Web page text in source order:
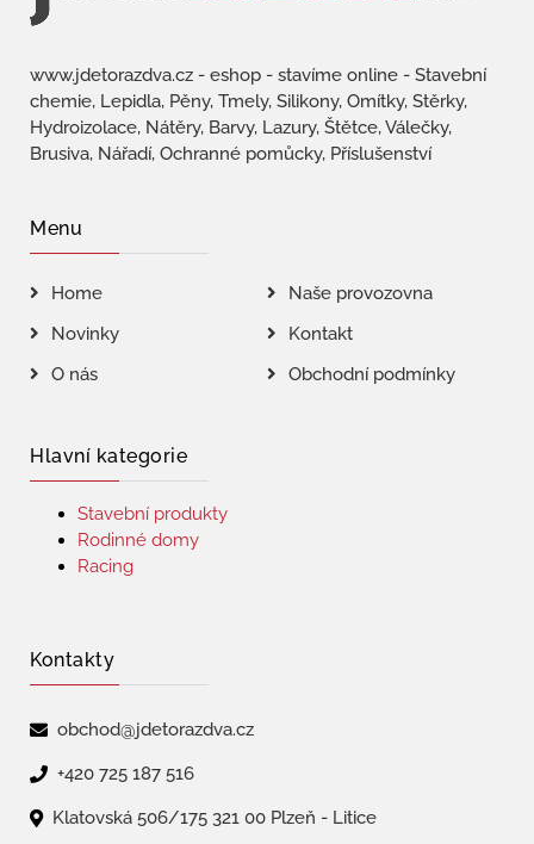
www.jdetorazdva.cz - eshop - stavíme online - Stavební
chemie, Lepidla, Pěny, Tmely, Silikony, Omítky, Stěrky,
Hydroizolace, Nátěry, Barvy, Lazury, Štětce, Válečky,
Brusiva, Nářadí, Ochranné pomůcky, Příslušenství
Menu
Home
Naše provozovna
Novinky
Kontakt
O nás
Obchodní podmínky
Hlavní kategorie
Stavební produkty
Rodinné domy
Racing
Kontakty
obchod@jdetorazdva.cz
+420 725 187 516
Klatovská 506/175 321 00 Plzeň - Litice